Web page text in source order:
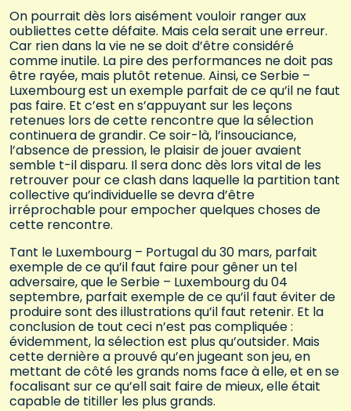
On pourrait dès lors aisément vouloir ranger aux
oubliettes cette défaite. Mais cela serait une erreur.
Car rien dans la vie ne se doit d’être considéré
comme inutile. La pire des performances ne doit pas
être rayée, mais plutôt retenue. Ainsi, ce Serbie –
Luxembourg est un exemple parfait de ce qu’il ne faut
pas faire. Et c’est en s’appuyant sur les leçons
retenues lors de cette rencontre que la sélection
continuera de grandir. Ce soir-là, l’insouciance,
l’absence de pression, le plaisir de jouer avaient
semble t-il disparu. Il sera donc dès lors vital de les
retrouver pour ce clash dans laquelle la partition tant
collective qu’individuelle se devra d’être
irréprochable pour empocher quelques choses de
cette rencontre.
Tant le Luxembourg – Portugal du 30 mars, parfait
exemple de ce qu’il faut faire pour gêner un tel
adversaire, que le Serbie – Luxembourg du 04
septembre, parfait exemple de ce qu’il faut éviter de
produire sont des illustrations qu’il faut retenir. Et la
conclusion de tout ceci n’est pas compliquée :
évidemment, la sélection est plus qu’outsider. Mais
cette dernière a prouvé qu’en jugeant son jeu, en
mettant de côté les grands noms face à elle, et en se
focalisant sur ce qu’ell sait faire de mieux, elle était
capable de titiller les plus grands.